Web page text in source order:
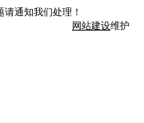
通知我们处理！
网站建设维护